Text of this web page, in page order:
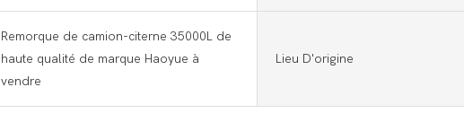
Remorque de camion-citerne 35000L de
haute qualité de marque Haoyue à
vendre
Lieu D'origine